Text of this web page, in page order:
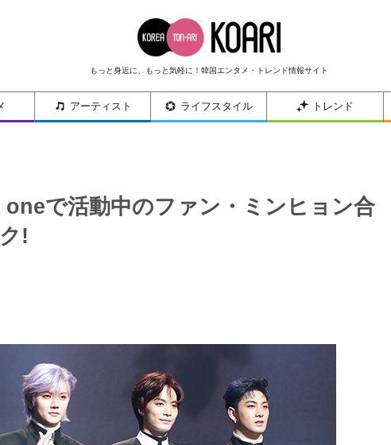
もっと身近に、もっと気軽に！韓国エンタメ・トレンド情報サイト
アーティスト ライフスタイル トレンド
oneで活動中のファン・ミンヒョン合
!